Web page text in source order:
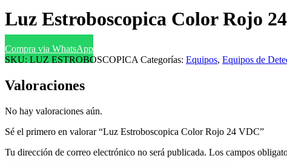
Luz Estroboscopica Color Rojo
Compra via WhatsApp
SKU: LUZ ESTROBOSCOPICA Categorías: Equipos, Equipos de
Valoraciones
No hay valoraciones aún.
Sé el primero en valorar “Luz Estroboscopica Color Rojo 24 VDC”
Tu dirección de correo electrónico no será publicada. Los campos